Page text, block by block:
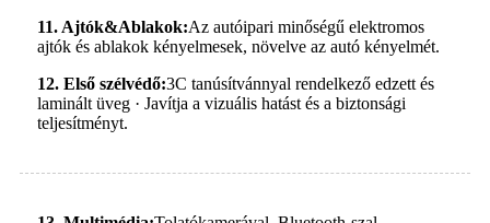
11. Ajtók&Ablakok:Az autóipari minőségű elektromos
ajtók és ablakok kényelmesek, növelve az autó kényelmét.
12. Első szélvédő:3C tanúsítvánnyal rendelkező edzett és
laminált üveg · Javítja a vizuális hatást és a biztonsági
teljesítményt.